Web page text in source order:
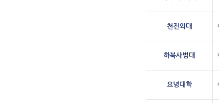
천진외대
하북사범대
요녕대학